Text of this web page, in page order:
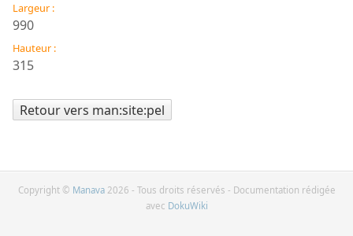
Largeur :
990
Hauteur :
315
Retour vers man:site:pel
Copyright © Manava2026 - Tous droits réservés - Documentation rédigée
avec DokuWiki